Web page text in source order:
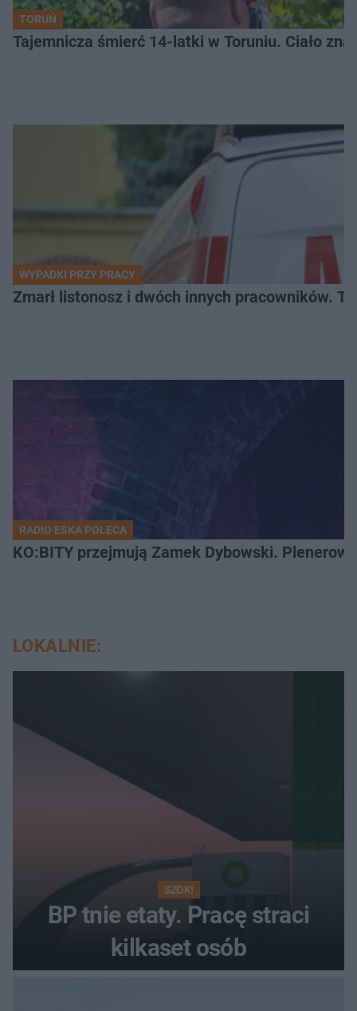
TORUŃ
Tajemnicza śmierć 14-latki w Toruniu. Ciało
WYPADKI PRZY PRACY
Zmarł listonosz i dwóch innych pracowników.
RADIO ESKA POLECA
KO:BITY przejmują Zamek Dybowski.
LOKALNIE:
SZOK!
BP tnie etaty. Pracę straci
kilkaset osób